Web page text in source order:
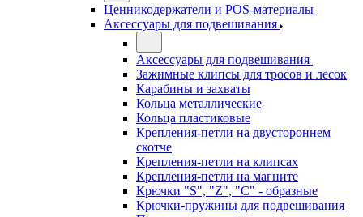
Ценникодержатели и POS-материалы
Аксессуары для подвешивания
Аксессуары для подвешивания
Зажимные клипсы для тросов и лесок
Карабины и захваты
Кольца металлические
Кольца пластиковые
Крепления-петли на двустороннем
скотче
Крепления-петли на клипсах
Крепления-петли на магните
Крючки "S", "Z", "C" - образные
Крючки-пружины для подвешивания